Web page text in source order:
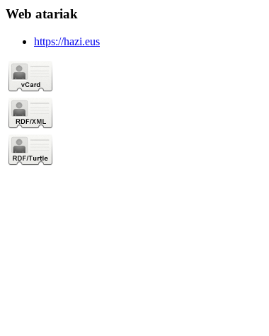
Web atariak
https://hazi.eus